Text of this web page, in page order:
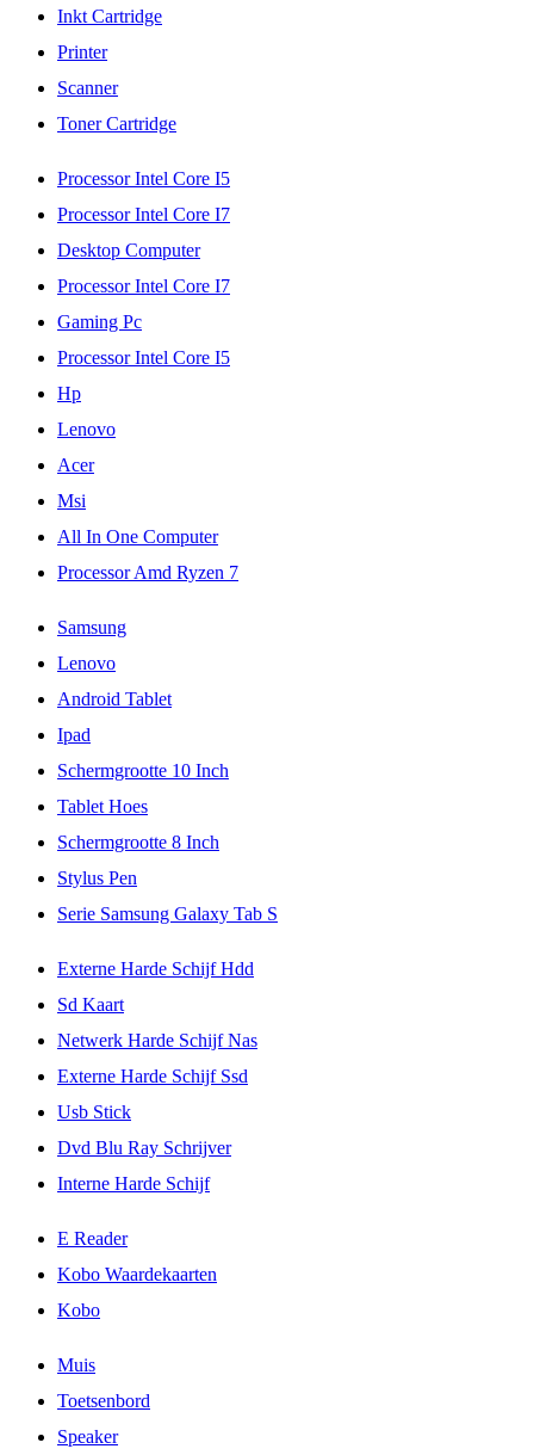
Inkt Cartridge
Printer
Scanner
Toner Cartridge
Processor Intel Core I5
Processor Intel Core I7
Desktop Computer
Processor Intel Core I7
Gaming Pc
Processor Intel Core I5
Hp
Lenovo
Acer
Msi
All In One Computer
Processor Amd Ryzen 7
Samsung
Lenovo
Android Tablet
Ipad
Schermgrootte 10 Inch
Tablet Hoes
Schermgrootte 8 Inch
Stylus Pen
Serie Samsung Galaxy Tab S
Externe Harde Schijf Hdd
Sd Kaart
Netwerk Harde Schijf Nas
Externe Harde Schijf Ssd
Usb Stick
Dvd Blu Ray Schrijver
Interne Harde Schijf
E Reader
Kobo Waardekaarten
Kobo
Muis
Toetsenbord
Speaker